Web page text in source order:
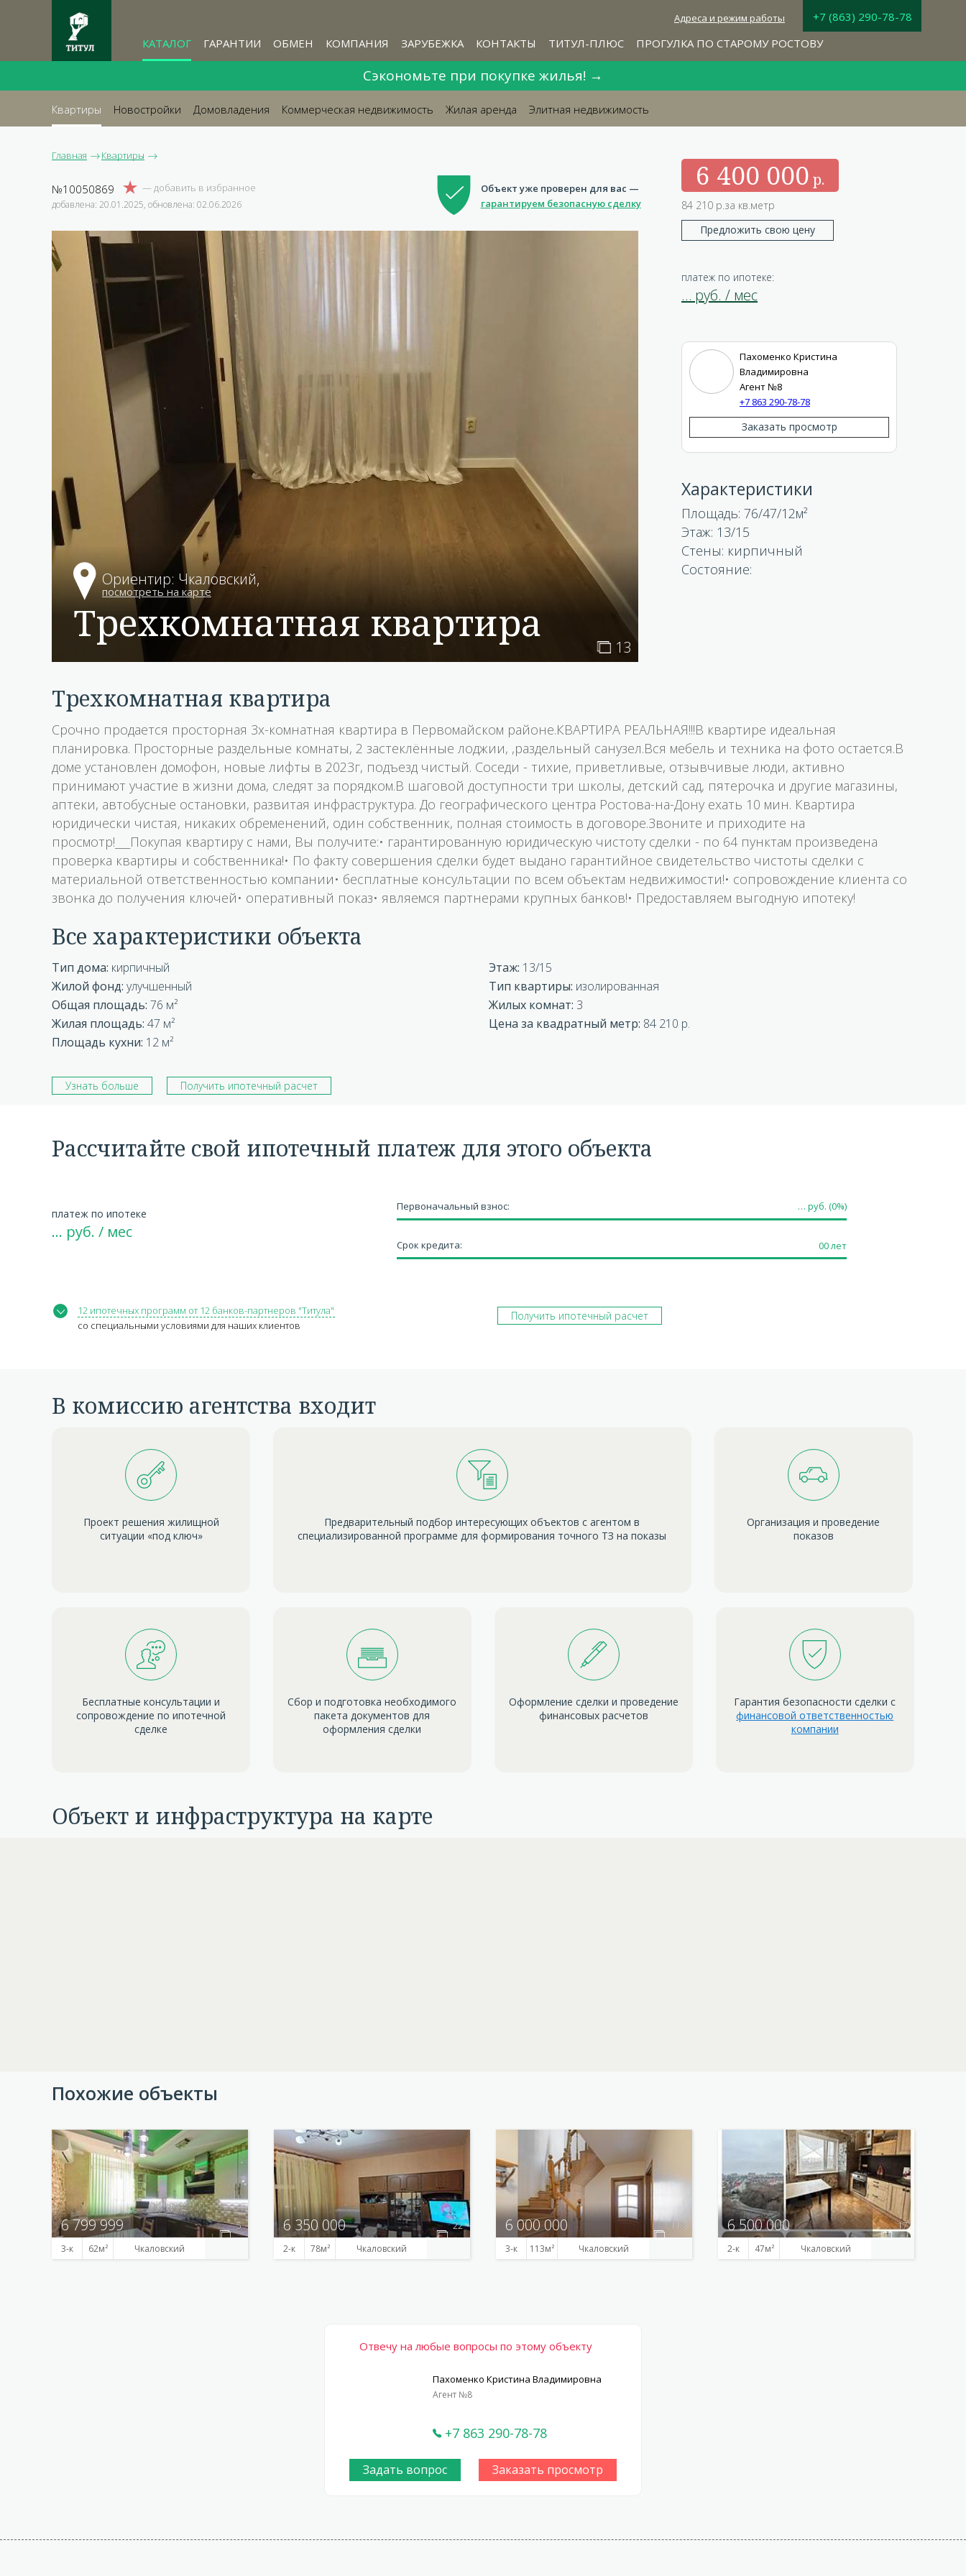
КАТАЛОГ ГАРАНТИИ ОБМЕН КОМПАНИЯ ЗАРУБЕЖКА КОНТАКТЫ ТИТУЛ-ПЛЮС ПРОГУЛКА ПО СТАРОМУ РОСТОВУ
+7 (863) 290-78-78
Адреса и режим работы
Сэкономьте при покупке жилья! →
Квартиры Новостройки Домовладения Коммерческая недвижимость Жилая аренда Элитная недвижимость
Главная Квартиры
№10050869
добавлена: 20.01.2025, обновлена: 02.06.2026
13
Ориентир: Чкаловский,
трехкомнатная квартира
6 400 000
84 210 р.за кв.метр
Предложить свою цену
платеж по ипотеке:
… руб. / мес

Объект уже проверен для вас —
гарантируем безопасную сделку
Пахоменко Кристина
Владимировна
Агент №8
+7 863 290-78-78
Заказать просмотр
Характеристики
Площадь: 76/47/12
Этаж: 13/15
Стены: кирпичный
Состояние:
трехкомнатная квартира
Срочно продается просторная 3х-комнатная квартира в Первомайском районе.КВАРТИРА РЕАЛЬНАЯ!!!В квартире идеальная
планировка. Просторные раздельные комнаты, 2 застеклённые лоджии, ,раздельный санузел.Вся мебель и техника на фото остается.В
доме установлен домофон, новые лифты в 2023г, подъезд чистый. Соседи - тихие, приветливые, отзывчивые люди, активно
принимают участие в жизни дома, следят за порядком.В шаговой доступности три школы, детский сад, пятерочка и другие магазины,
аптеки, автобусные остановки, развитая инфраструктура. До географического центра Ростова-на-Дону ехать 10 мин. Квартира
юридически чистая, никаких обременений, один собственник, полная стоимость в договоре.Звоните и приходите на
просмотр!___Покупая квартиру с нами, Вы получите:• гарантированную юридическую чистоту сделки - по 64 пунктам произведена
проверка квартиры и собственника!• По факту совершения сделки будет выдано гарантийное свидетельство чистоты сделки с
материальной ответственностью компании• бесплатные консультации по всем объектам недвижимости!• сопровождение клиента со
звонка до получения ключей• оперативный показ• являемся партнерами крупных банков!• Предоставляем выгодную ипотеку!
Все характеристики объекта
Тип дома: кирпичный
Жилой фонд: улучшенный
Общая площадь: 76 м²
Жилая площадь: 47 м²
Площадь кухни: 12 м²
Этаж: 13/15
Тип квартиры: изолированная
Жилых комнат: 3
Цена за квадратный метр: 84 210 р.
Узнать больше Получить ипотечный расчет
Рассчитайте свой ипотечный платеж для этого объекта
платеж по ипотеке
… руб. / мес
Первоначальный взнос: … руб. (0%)
Срок кредита: 00лет
12 ипотечных программ от 12 банков-партнеров "Титула"
со специальными условиями для наших клиентов
Получить ипотечный расчет
В комиссию агентства входит
Проект решения жилищной
ситуации «под ключ»
Предварительный подбор интересующих объектов с агентом в
специализированной программе для формирования точного ТЗ на показы
Организация и проведение
показов
Бесплатные консультации и
сопровождение по ипотечной
сделке
Сбор и подготовка необходимого
пакета документов для
оформления сделки
Оформление сделки и проведение
финансовых расчетов
Гарантия безопасности сделки с
финансовой ответственностью
компании
Объект и инфраструктура на карте
Похожие объекты
6 799 999 5
3-к 62 Чкаловский
6 350 000 22
2-к 78 Чкаловский
6 000 000 113
3-к 113 Чкаловский
6 500 000 17
2-к 47 Чкаловский
Отвечу на любые вопросы по этому объекту
Пахоменко Кристина Владимировна
Агент №8
+7 863 290-78-78
Задать вопрос Заказать просмотр